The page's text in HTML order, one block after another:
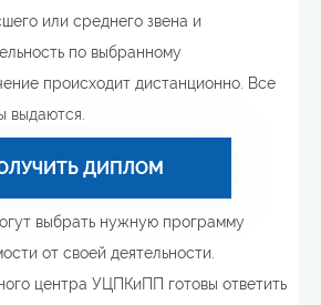
или среднего звена и
по выбранному
происходит дистанционно. Все
выдаются.
ДИПЛОМ
выбрать нужную программу
от своей деятельности.
центра УЦПКиПП готовы ответить